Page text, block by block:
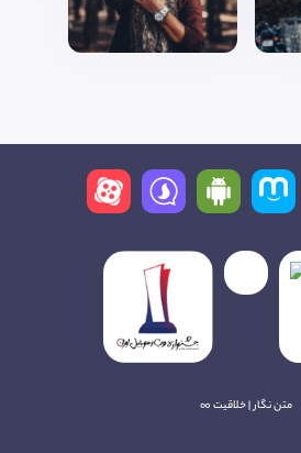
متن نگار | خلاقیت ∞